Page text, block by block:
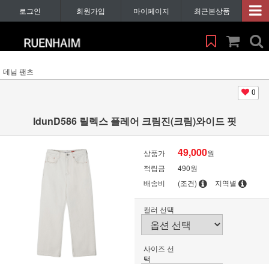
로그인 회원가입 마이페이지 최근본상품
데님 팬츠
0
IdunD586 릴렉스 플레어 크림진(크림)와이드 핏
상품가 49,000원
적립금
490원
배송비
(조건) 지역별
컬러 선택
사이즈 선
택